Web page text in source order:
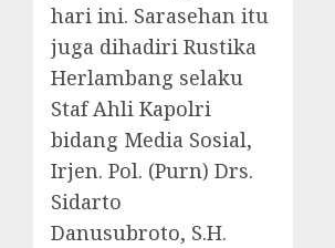
hari ini. Sarasehan itu
juga dihadiri Rustika
Herlambang selaku
Staf Ahli Kapolri
bidang Media Sosial,
Irjen. Pol. (Purn) Drs.
Sidarto
Danusubroto, S.H.